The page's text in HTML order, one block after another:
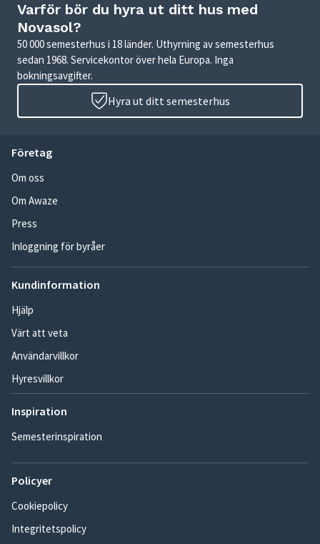
Varför bör du hyra ut ditt hus med
Novasol?
50 000 semesterhus i 18 länder. Uthyrning av semesterhus
sedan 1968. Servicekontor över hela Europa. Inga
bokningsavgifter.
Hyra ut ditt semesterhus
Företag
Om oss
Om Awaze
Press
Inloggning för byråer
Kundinformation
Hjälp
Värt att veta
Användarvillkor
Hyresvillkor
Inspiration
Semesterinspiration
Policyer
Cookiepolicy
Integritetspolicy